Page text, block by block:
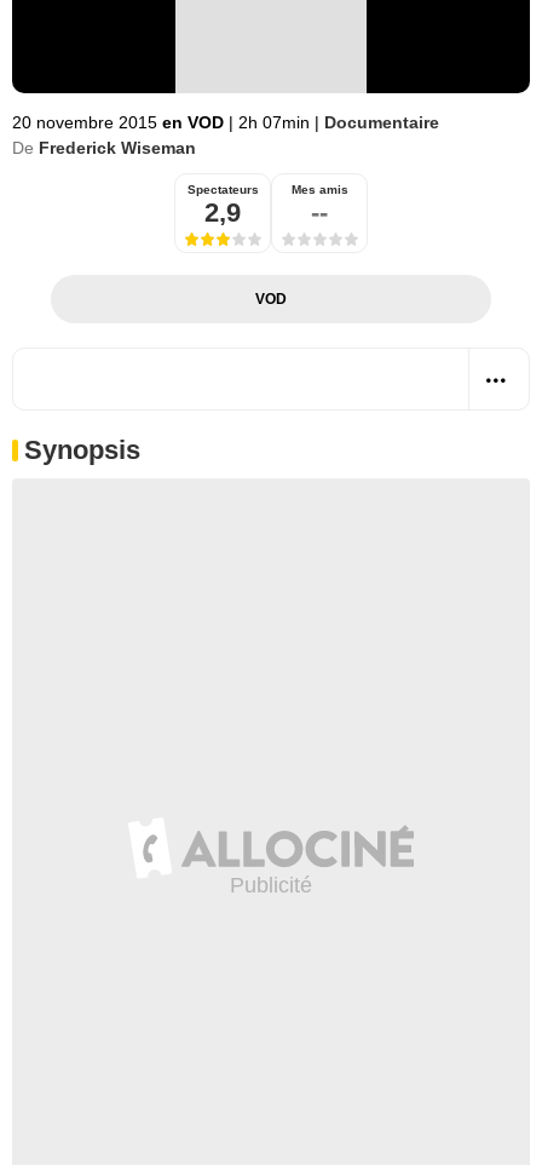
20 novembre 2015 en VOD | 2h 07min | Documentaire
De Frederick Wiseman
Spectateurs
2,9
Mes amis
--
VOD
Synopsis